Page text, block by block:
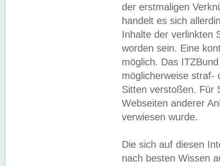
der erstmaligen
handelt es sich
Inhalte der verlinkten
worden sein. Eine
möglich. Das
möglicherweise straf-
Sitten verstoßen. Für
Webseiten anderer
verwiesen wurde.
Die sich auf diesen
nach besten Wissen